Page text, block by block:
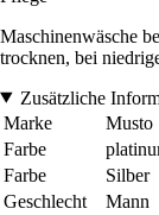
Maschinenwäsche
trocknen, bei
Zusätzliche
Marke
Musto
Farbe
Farbe
Silber
Geschlecht
Mann